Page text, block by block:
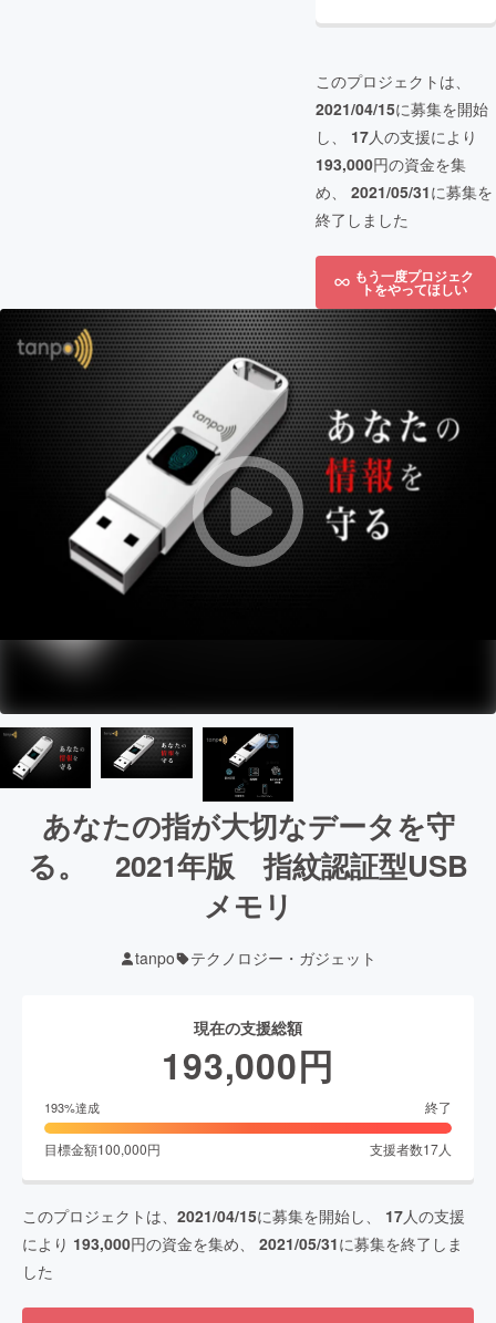
このプロジェクトは、
2021/04/15に募集を開始
し、 17人の支援により
193,000円の資金を集
め、 2021/05/31に募集を
終了しました
もう一度プロジェク
トをやってほしい
あなたの指が大切なデータを守
る。 2021年版 指紋認証型USB
メモリ
tanpo テクノロジー・ガジェット
現在の支援総額
193,000円
193%達成 終了
目標金額100,000円 支援者数17人
このプロジェクトは、 2021/04/15に募集を開始し、 17人の支援
により 193,000円の資金を集め、 2021/05/31に募集を終了しま
した